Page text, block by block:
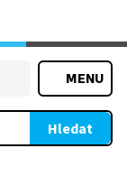
MENU
Hledat